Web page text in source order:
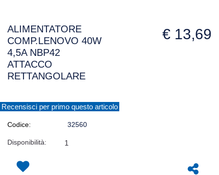
ALIMENTATORE
COMP.LENOVO 40W
4,5A NBP42
ATTACCO
RETTANGOLARE
€ 13,69
Recensisci per primo questo articolo
Codice: 32560
Disponibilità: 1